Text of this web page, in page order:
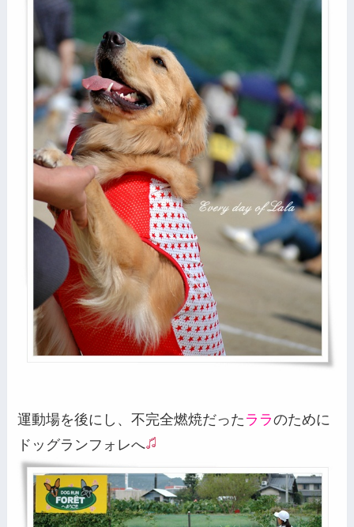
運動場を後にし、不完全燃焼だった ララのために
ドッグランフォレへ